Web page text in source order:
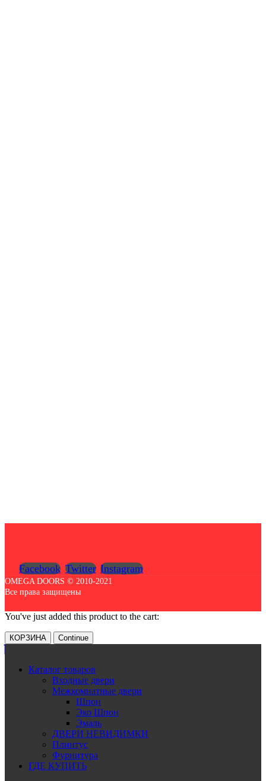
Facebook Twitter Instagram
OMEGA DOORS © 2010-2021
Все права защищены
You've just added this product to the cart:
КОРЗИНА Continue
Каталог товаров
Входные двери
Межкомнатные двери
Шпон
Эко Шпон
Эмаль
ДВЕРИ НЕВИДИМКИ
Плинтус
Фурнитура
ГДЕ КУПИТЬ